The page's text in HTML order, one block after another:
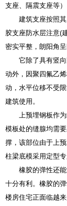
支座、隔震支座等
建筑支座按照
胶支座防水层注意(
密实平整，朗阳角
它除了具有竖
动外，因聚四氟乙
动，水平位移不受
建筑使用。
上预埋钢板作
模板处的缝腺均需
撑，该部位由于上
柱梁底模采用定型专
橡胶的弹性还
十分有利。橡胶的
楼房住宅正面临越